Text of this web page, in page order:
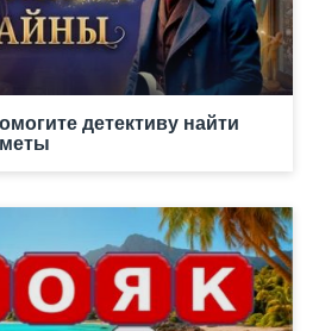
детективу найти